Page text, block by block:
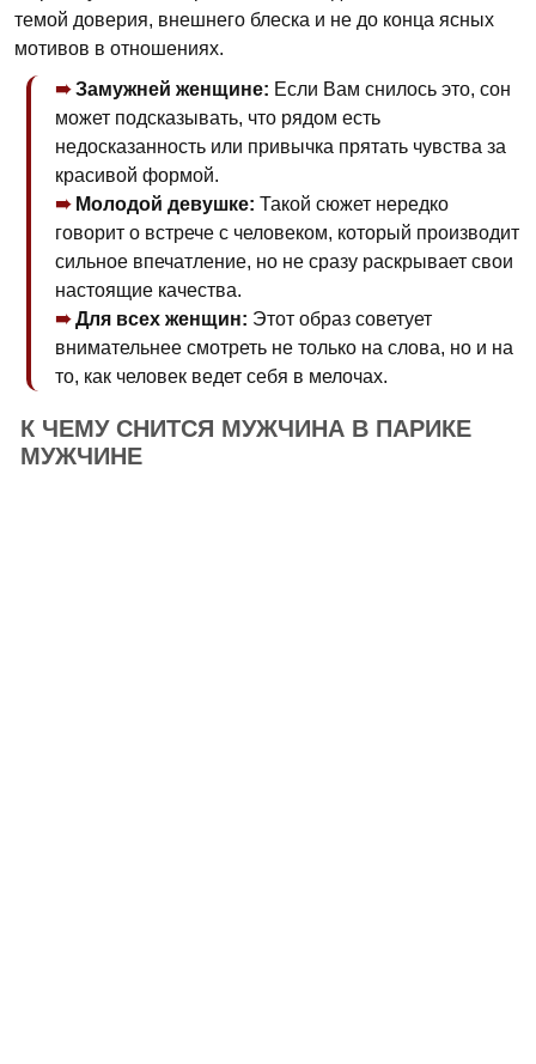
темой доверия, внешнего блеска и не до конца ясных
мотивов в отношениях.
Замужней женщине: Если Вам снилось это, сон
может подсказывать, что рядом есть
недосказанность или привычка прятать чувства за
красивой формой.
Молодой девушке: Такой сюжет нередко
говорит о встрече с человеком, который производит
сильное впечатление, но не сразу раскрывает свои
настоящие качества.
Для всех женщин: Этот образ советует
внимательнее смотреть не только на слова, но и на
то, как человек ведет себя в мелочах.
К ЧЕМУ СНИТСЯ МУЖЧИНА В ПАРИКЕ
МУЖЧИНЕ